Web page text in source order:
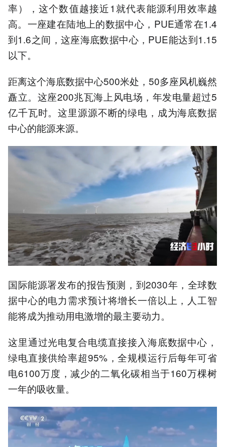
率），这个数值越接近1就代表能源利用效率越
高。一座建在陆地上的数据中心，PUE通常在1.4
到1.6之间，这座海底数据中心，PUE能达到1.15
以下。
距离这个海底数据中心500米处，50多座风机巍然
矗立。这座200兆瓦海上风电场，年发电量超过5
亿千瓦时。这里源源不断的绿电，成为海底数据
中心的能源来源。
国际能源署发布的报告预测，到2030年，全球数
据中心的电力需求预计将增长一倍以上，人工智
能将成为推动用电激增的最主要动力。
这里通过光电复合电缆直接接入海底数据中心，
绿电直接供给率超95%，全规模运行后每年可省
电6100万度，减少的二氧化碳相当于160万棵树
一年的吸收量。